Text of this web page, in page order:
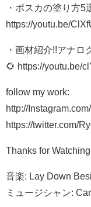
・ポスカの塗り方5
https://youtu.be/
・画材紹介!!アナ
🌻 https://youtu.be/
follow my work:
http://
https://twitter.com/
Thanks for Watching
音楽: Lay Down
ミュージシャン: